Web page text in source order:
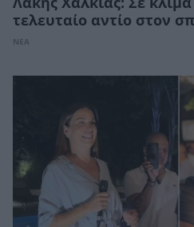
τελευταίο αντίο στον
ΝΕΑ